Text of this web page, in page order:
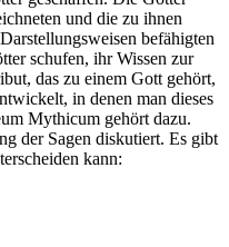
und die zu ihnen
befähigten
schufen, ihr Wissen zur
das zu einem Gott gehört,
in denen man dieses
Mythicum gehört dazu.
der Sagen diskutiert. Es gibt
kann: